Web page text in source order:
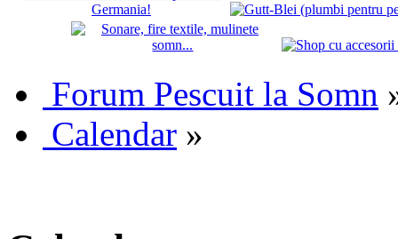
Forum Pescuit la Somn
Calendar »